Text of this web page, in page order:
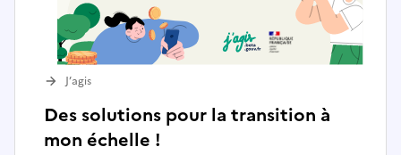
Des solutions pour la transition à
mon échelle !
J’agis